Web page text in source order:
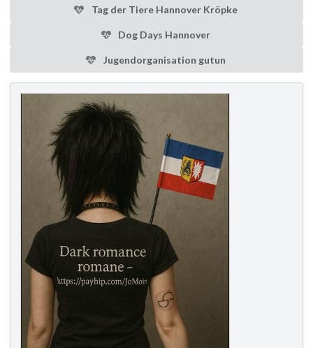
Tag der Tiere Hannover Kröpke
Dog Days Hannover
Jugendorganisation gutun